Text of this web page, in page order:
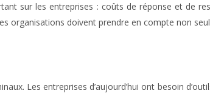
sur les entreprises : coûts de réponse et de
organisations doivent prendre en compte non
Les entreprises d’aujourd’hui ont besoin